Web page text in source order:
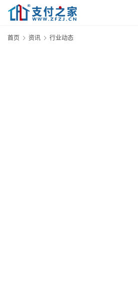
首页 资讯 行业动态